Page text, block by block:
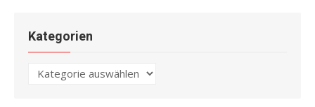
Kategorien
Kategorien